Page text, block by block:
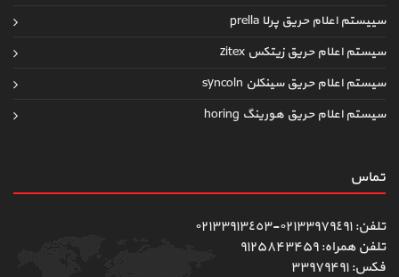
سییستم اعلام حریق پرلا prella
سیستم اعلام حریق زیتکس zitex
سیستم اعلام حریق سینکلن syncoln
سیستم اعلام حریق هورینگ horing
تماس
تلفن: ٠٢١٣٣٩٧٩٤٩١-٠٢١٣٣٩١٣٤٥٣
تلفن همراه: ۹۱۲۵۸۴۳۴۵۹
فکس: ۳۳۹۷۹۴۹۱